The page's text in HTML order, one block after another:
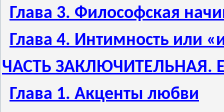
Глава 3. Философская
Глава 4. Интимность или
ЧАСТЬ ЗАКЛЮЧИТЕЛЬНАЯ.
Глава 1. Акценты любви